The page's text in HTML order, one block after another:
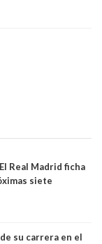
Real Madrid ficha
siete
su carrera en el